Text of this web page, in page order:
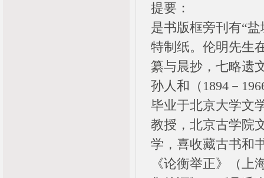
提要：
是书版框旁刊有“
特制纸。伦明先生
纂与晨抄，七略遗
孙人和（1894－
毕业于北京大学文
教授，北京古学院
学，喜收藏古书和
《论衡举正》（